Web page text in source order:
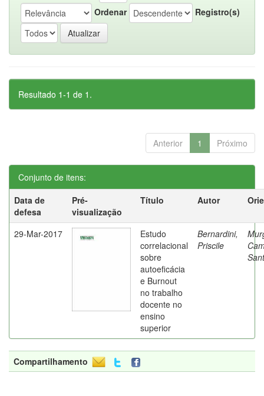
Ordenar
Registro(s)
Resultado 1-1 de 1.
Anterior 1 Próximo
Conjunto de itens:
Data de
defesa
Pré-
visualização
Título Autor
29-Mar-2017
Estudo
correlacional
sobre
autoeficácia
e Burnout
no trabalho
docente no
ensino
superior
Bernardini,
Priscile
Compartilhamento